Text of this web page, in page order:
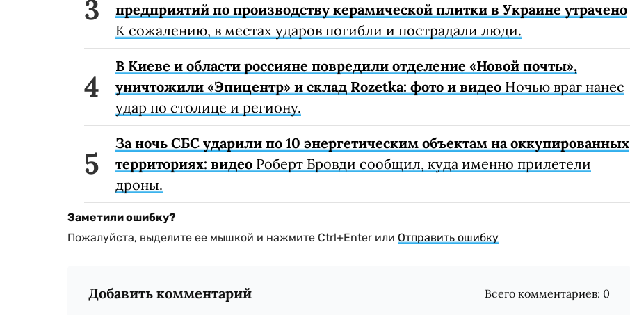
предприятий по производству керамической плитки в Украине утрачено
К сожалению, в местах ударов погибли и пострадали люди.
В Киеве и области россияне повредили отделение «Новой почты»,
уничтожили «Эпицентр» и склад Rozetka: фото и видео Ночью враг нанес
удар по столице и региону.
За ночь СБС ударили по 10 энергетическим объектам на оккупированных
территориях: видео Роберт Бровди сообщил, куда именно прилетели
дроны.
Заметили ошибку?
Пожалуйста, выделите ее мышкой и нажмите Ctrl+Enter или Отправить ошибку
Добавить комментарий Всего комментариев: 0